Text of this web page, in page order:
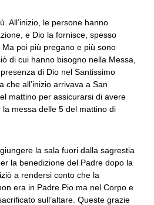
All’inizio, le persone hanno
e Dio la fornisce, spesso
poi più pregano e più sono
di cui hanno bisogno nella Messa,
di Dio nel Santissimo
che all’inizio arrivava a San
mattino per assicurarsi di avere
messa delle 5 del mattino di
la sala fuori dalla sagrestia
la benedizione del Padre dopo la
a rendersi conto che la
era in Padre Pio ma nel Corpo e
sull’altare. Queste grazie